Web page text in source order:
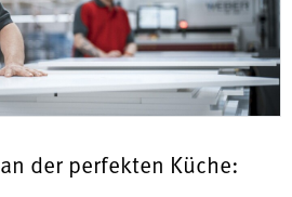
der perfekten Küche: